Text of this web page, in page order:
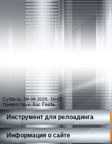
Суббота, 08.08.2026, 10:07
Приветствую Вас Гость
Инструмент для релоадинга
Информация о сайте